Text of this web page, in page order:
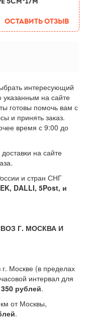
Оставить отзыв
интересующий
указанным на сайте
готовы помочь вам с
и принять заказ.
время с 9:00 до
на сайте
и стран СНГ
DALLI, 5Post, и
Г. МОСКВА И
г. Москве (в пределах
интервал для
350 рублей.
от Москвы,
.